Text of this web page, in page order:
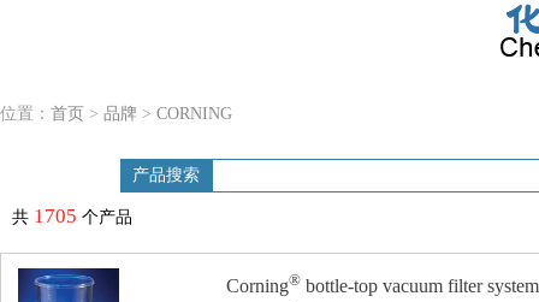
位置： 首页 > 品牌 > CORNING
产品搜索
共 1705 个产品
Corning® bottle-top vacuum filter system